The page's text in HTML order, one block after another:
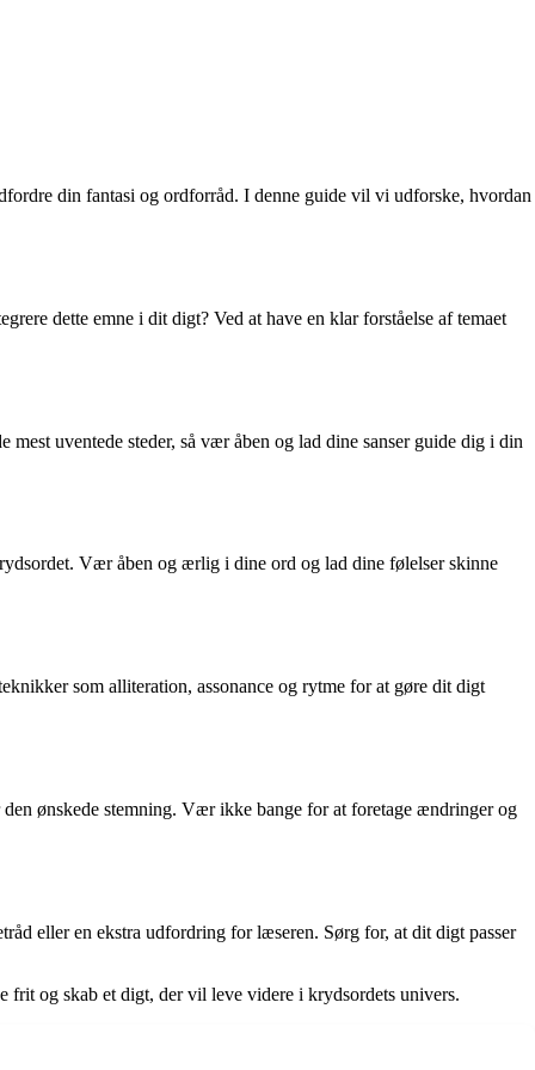
din fantasi og ordforråd. I denne guide vil vi udforske, hvordan
dette emne i dit digt? Ved at have en klar forståelse af temaet
uventede steder, så vær åben og lad dine sanser guide dig i din
Vær åben og ærlig i dine ord og lad dine følelser skinne
som alliteration, assonance og rytme for at gøre dit digt
ønskede stemning. Vær ikke bange for at foretage ændringer og
eller en ekstra udfordring for læseren. Sørg for, at dit digt passer
og skab et digt, der vil leve videre i krydsordets univers.